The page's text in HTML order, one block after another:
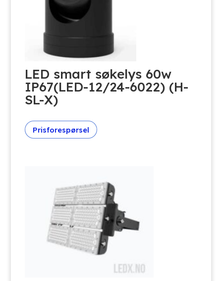
LED smart søkelys 60w
IP67(LED-12/24-6022) (H-
SL-X)
Prisforespørsel